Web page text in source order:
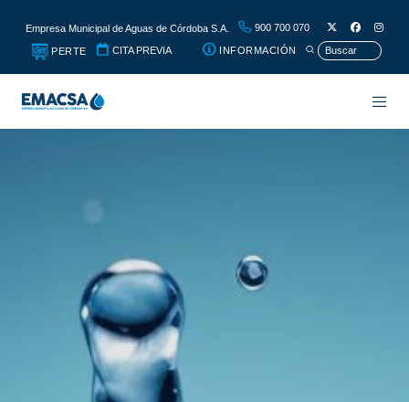
Empresa Municipal de Aguas de Córdoba S.A. 900 700 070
PERTE CITA PREVIA INFORMACIÓN